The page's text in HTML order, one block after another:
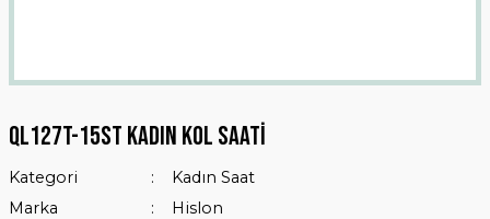
Ql127t-15st Kadın Kol Saati
Kategori
Kadın Saat
Marka
Hislon